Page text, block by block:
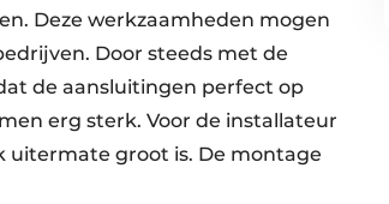
Deze werkzaamheden mogen
Door steeds met de
de aansluitingen perfect op
erg sterk. Voor de installateur
uitermate groot is. De montage